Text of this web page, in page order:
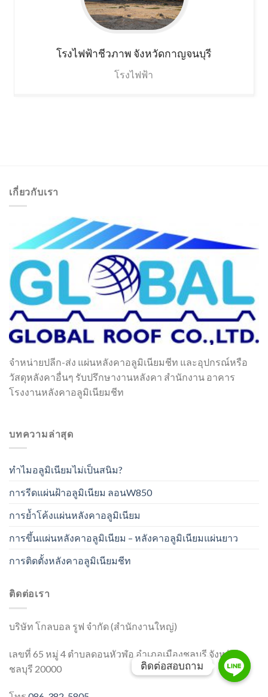
โรงไฟฟ้าชีวภาพ จังหวัดกาญจนบุรี
โรงไฟฟ้า
เกี่ยวกับเรา
จำหน่ายปลีก-ส่ง แผ่นหลังคาอลูมิเนียมชีท และอุปกรณ์หรือ
วัสดุหลังคาอื่นๆ รับปรึกษางานหลังคา สำนักงาน อาคาร
โรงงานหลังคาอลูมิเนียมชีท
บทความล่าสุด
ทำไมอลูมิเนียมไม่เป็นสนิม?
การรีดแผ่นฝ้าอลูมิเนียม ลอนW850
การย้ำโค้งแผ่นหลังคาอลูมิเนียม
การขึ้นแผ่นหลังคาอลูมิเนียม – หลังคาอลูมิเนียมแผ่นยาว
การติดตั้งหลังคาอลูมิเนียมชีท
ติดต่อเรา
บริษัท โกลบอล รูฟ จำกัด (สำนักงานใหญ่)
เลขที่ 65 หมู่ 4 ตำบลดอนหัวฬ่อ อำเภอเมืองชลบุรี จังหวัด
ชลบุรี 20000
ติดต่อสอบถาม
ติดต่อสอบถาม